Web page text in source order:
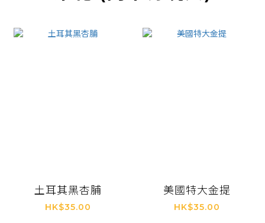
土耳其黑杏脯
HK$35.00
美國特大金提
HK$35.00